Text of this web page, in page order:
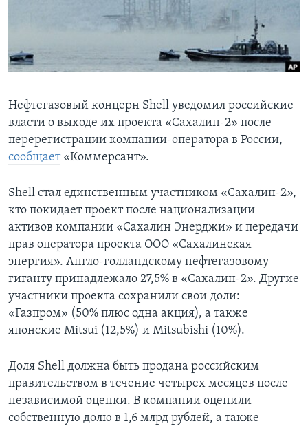
СОЦИАЛЬНЫЕ СЕТИ
Языки
Нефтегазовый концерн Shell уведомил российские
власти о выходе их проекта «Сахалин-2» после
перерегистрации компании-оператора в России,
сообщает«Коммерсант».
Shell стал единственным участником «Сахалин-2»,
кто покидает проект после национализации
активов компании «Сахалин Энерджи» и передачи
прав оператора проекта ООО «Сахалинская
энергия». Англо-голландскому нефтегазовому
гиганту принадлежало 27,5% в «Сахалин-2». Другие
участники проекта сохранили свои доли:
«Газпром» (50% плюс одна акция), а также
японские Mitsui (12,5%) и Mitsubishi (10%).
Доля Shell должна быть продана российским
правительством в течение четырех месяцев после
независимой оценки. В компании оценили
собственную долю в 1,6 млрд рублей, а также